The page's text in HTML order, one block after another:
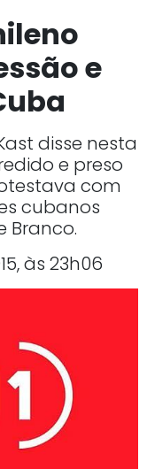
e
disse nesta
e preso
com
cubanos
Branco.
às 23h06